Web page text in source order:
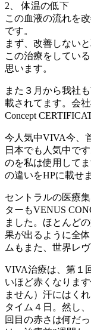
2、 体温の低下
この血液の流れを
です。
まず、改善しない
この治療をしてい
思います。
また３月から我社
載されてます。会
Concept
今人気中VIVA今、
日本でも人気中で
のを私は使用して
の違いをHPに載せ
セントラルの医療
ターもVENUS
ました。ほとんど
果が出るように全
ムもまた、世界レ
VIVA治療は、第１
いほど赤くなりま
ません）汗にはく
タイム４日。然し
回目の赤さは何だ